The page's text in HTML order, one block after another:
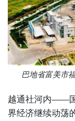
巴地省富美市
越通社河内——
界经济继续动荡